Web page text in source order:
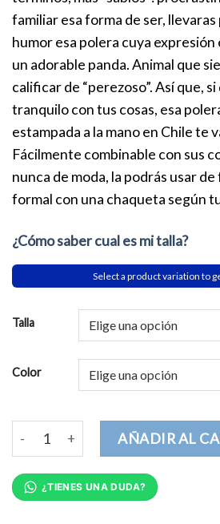
familiar esa forma de ser,
humor esa polera cuya
un adorable panda. Animal que
calificar de “perezoso”. Así que,
tranquilo con tus cosas, esa
estampada a la mano en Chile te
Fácilmente combinable con sus
nunca de moda, la podrás usar de
formal con una chaqueta según
¿Cómo saber cual es mi talla?
Select a product variation to
Talla
Color
Ya lo haré mañana Hombre cantidad
AÑADIR AL
¿TIENES UNA DUDA?